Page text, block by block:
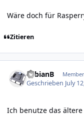
Wäre doch für
Zitieren
FabianB
Geschrieben July
Ich benutze das